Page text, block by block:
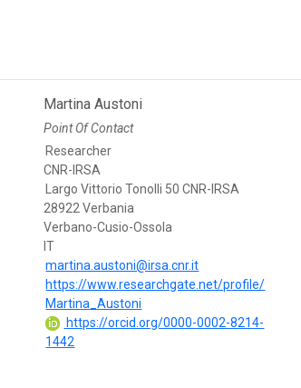
Martina Austoni
Point Of Contact
Researcher
CNR-IRSA
Largo Vittorio Tonolli 50 CNR-IRSA
28922 Verbania
Verbano-Cusio-Ossola
IT
martina.austoni@irsa.cnr.it
https://www.researchgate.net/profile/
Martina_Austoni
https://orcid.org/0000-0002-8214-
1442